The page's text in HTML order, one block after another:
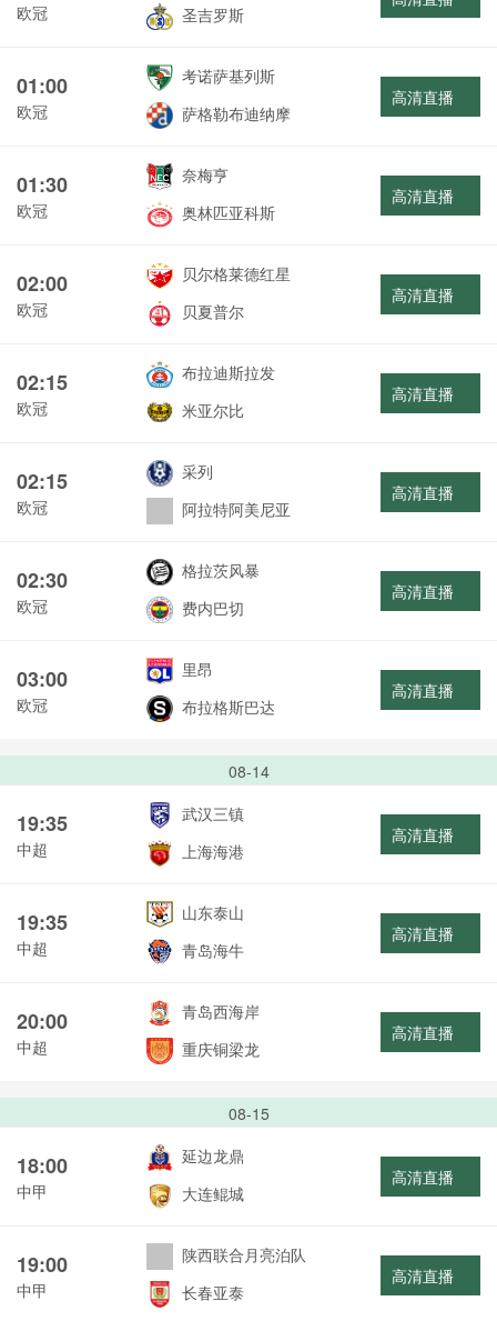
欧冠 圣吉罗斯
01:00
欧冠
考诺萨基列斯
萨格勒布迪纳摩
高清直播
01:30
欧冠
奈梅亨
奥林匹亚科斯
高清直播
02:00
欧冠
贝尔格莱德红星
贝夏普尔
高清直播
02:15
欧冠
布拉迪斯拉发
米亚尔比
高清直播
02:15
欧冠
采列
阿拉特阿美尼亚
高清直播
02:30
欧冠
格拉茨风暴
费内巴切
高清直播
03:00
欧冠
里昂
布拉格斯巴达
高清直播
08-14
19:35
中超
武汉三镇
上海海港
高清直播
19:35
中超
山东泰山
青岛海牛
高清直播
20:00
中超
青岛西海岸
重庆铜梁龙
高清直播
08-15
18:00
中甲
延边龙鼎
大连鲲城
高清直播
19:00
中甲
陕西联合月亮泊队
长春亚泰
高清直播